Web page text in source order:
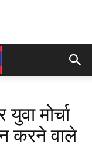
मोर्चा
करने वाले